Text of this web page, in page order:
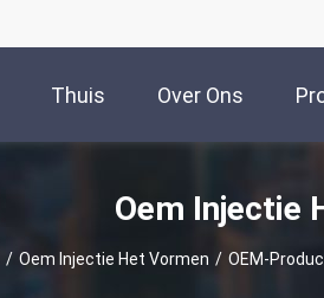
Thuis Over Ons
Oem Injectie
/ Oem Injectie Het Vormen / OEM-